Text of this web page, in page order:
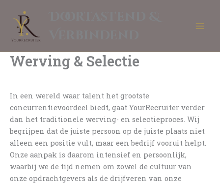
naar
inhoud
Werving & Selectie
In een wereld waar talent het grootste
concurrentievoordeel biedt, gaat YourRecruiter verder
dan het traditionele werving- en selectieproces. Wij
begrijpen dat de juiste persoon op de juiste plaats niet
alleen een positie vult, maar een bedrijf vooruit helpt.
Onze aanpak is daarom intensief en persoonlijk,
waarbij we de tijd nemen om zowel de cultuur van
onze opdrachtgevers als de drijfveren van onze